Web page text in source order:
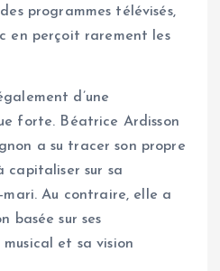
programmes télévisés,
en perçoit rarement les
d’une
forte. Béatrice Ardisson
a su tracer son propre
capitaliser sur sa
Au contraire, elle a
basée sur ses
et sa vision